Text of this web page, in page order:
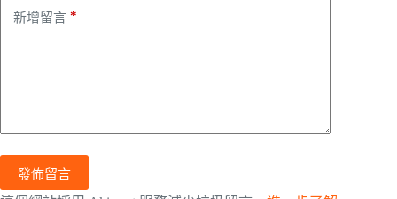
新增留言 *
發佈留言